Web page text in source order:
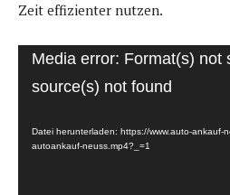
Zeit effizienter nutzen.
Media error: Format(s) not
source(s) not found
Datei herunterladen: https://www.auto-ankauf-
autoankauf-neuss.mp4?_=1